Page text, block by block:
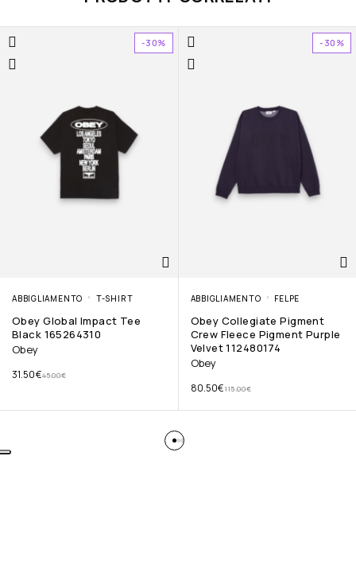
-30%
ABBIGLIAMENTO T-SHIRT
Obey Global Impact Tee
Black 165264310
Obey
45.00€
31.50€
-30%
ABBIGLIAMENTO FELPE
Obey Collegiate Pigment
Crew Fleece Pigment Purple
Velvet 112480174
Obey
115.00€
80.50€